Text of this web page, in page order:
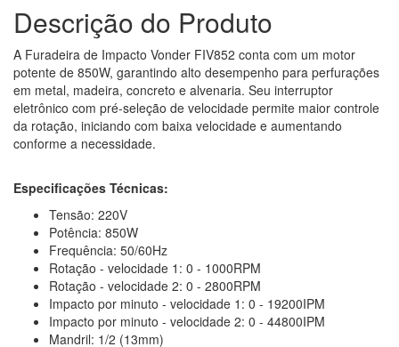
Descrição do Produto
A Furadeira de Impacto Vonder FIV852 conta com um motor
potente de 850W, garantindo alto desempenho para perfurações
em metal, madeira, concreto e alvenaria. Seu interruptor
eletrônico com pré-seleção de velocidade permite maior controle
da rotação, iniciando com baixa velocidade e aumentando
conforme a necessidade.
Especificações Técnicas:
Tensão: 220V
Potência: 850W
Frequência: 50/60Hz
Rotação - velocidade 1: 0 - 1000RPM
Rotação - velocidade 2: 0 - 2800RPM
Impacto por minuto - velocidade 1: 0 - 19200IPM
Impacto por minuto - velocidade 2: 0 - 44800IPM
Mandril: 1/2 (13mm)